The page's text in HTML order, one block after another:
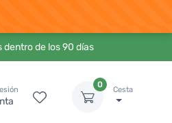
de los 90 días
0
Cesta